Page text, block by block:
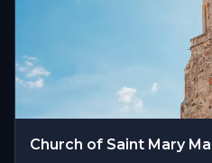
Church of Saint Mary